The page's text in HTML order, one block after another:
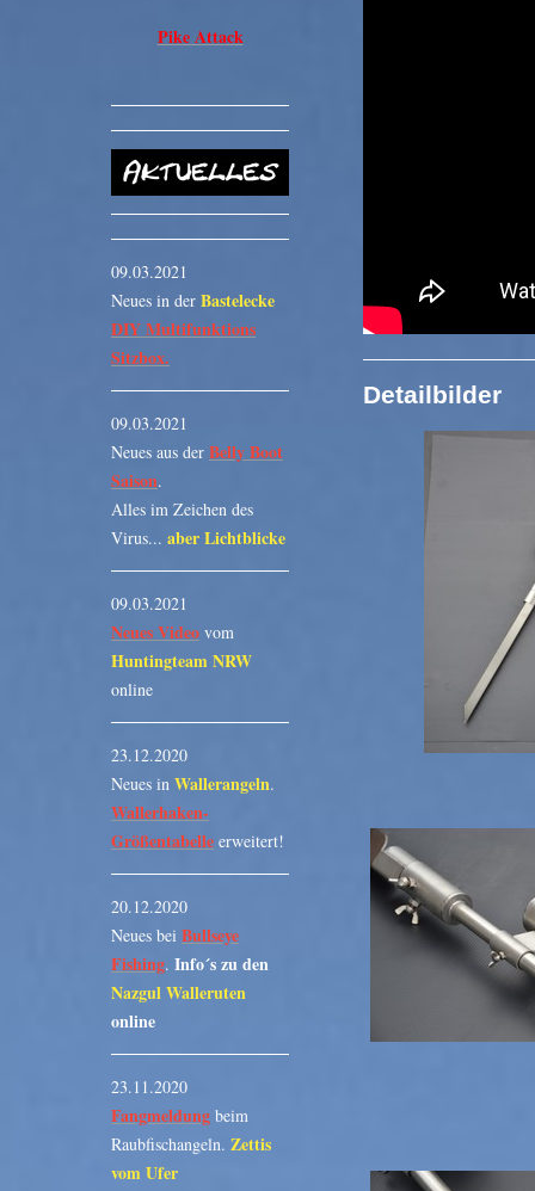
Detailbilder
Pike Attack
09.03.2021
Neues in der Bastelecke
DIY Multifunktions
Sitzbox.
09.03.2021
Neues aus der Belly Boot
Saison.
Alles im Zeichen des
Virus... aber Lichtblicke
09.03.2021
Neues Video vom
Huntingteam NRW
online
23.12.2020
Neues in Wallerangeln.
Wallerhaken-
Größentabelle erweitert!
20.12.2020
Neues bei Bullseye
Fishing. Info´s zu den
Nazgul Walleruten
online
23.11.2020
Fangmeldung beim
Raubfischangeln. Zettis
vom Ufer